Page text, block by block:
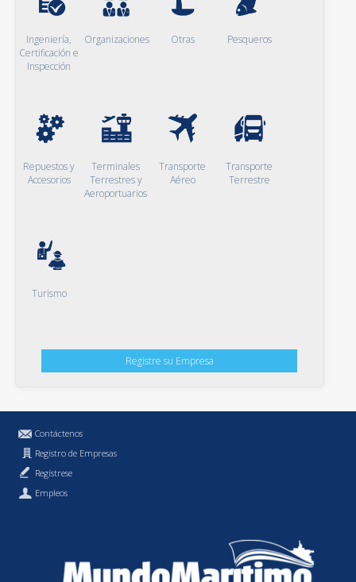
Ingeniería,
Certificación e
Inspección
Organizaciones Otras Pesqueros
Repuestos y
Accesorios
Terminales
Terrestres y
Aeroportuarios
Transporte
Aéreo
Transporte
Terrestre
Turismo
Registre su Empresa
Contáctenos
Registro de Empresas
Regístrese
Empleos